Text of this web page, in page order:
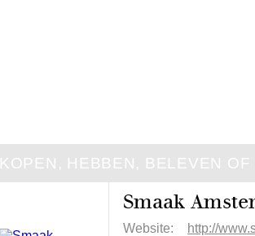
KOPEN, HEBBEN, BELEVEN OF
Smaak
Website:
http://